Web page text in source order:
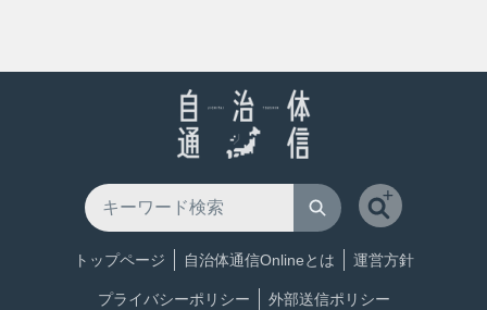
トップページ 自治体通信Onlineとは 運営方針
プライバシーポリシー 外部送信ポリシー